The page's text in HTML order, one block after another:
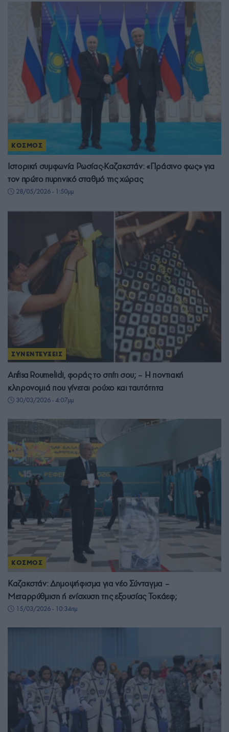
ΚΟΣΜΟΣ
Ιστορική συμφωνία Ρωσίας-Καζακστάν: «Πράσινο φως» για
τον πρώτο πυρηνικό σταθμό της χώρας
28/05/2026 - 1:50μμ
ΣΥΝΕΝΤΕΥΞΕΙΣ
Anfisa Roumelidi, φοράς το σπίτι σου; – Η ποντιακή
κληρονομιά που γίνεται ρούχο και ταυτότητα
30/03/2026 - 4:07μμ
ΚΟΣΜΟΣ
Καζακστάν: Δημοψήφισμα για νέο Σύνταγμα –
Μεταρρύθμιση ή ενίσχυση της εξουσίας Τοκάεφ;
15/03/2026 - 10:34πμ